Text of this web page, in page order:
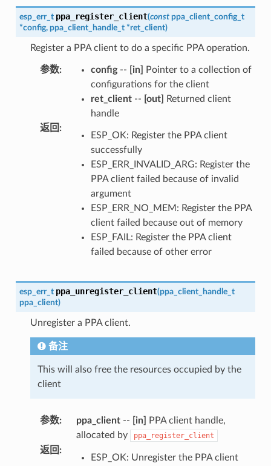
esp_err_t ppa_register_client(const ppa_client_config_t
*config, ppa_client_handle_t *ret_client)
Register a PPA client to do a specific PPA operation.
参数: config-- [in]
Pointer to a collection of
configurations for the client
ret_client-- [out]
Returned client
handle
返回 :
ESP_OK: Register the PPA client
successfully
ESP_ERR_INVALID_ARG: Register the
PPA client failed because of invalid
argument
ESP_ERR_NO_MEM: Register the PPA
client failed because out of memory
ESP_FAIL: Register the PPA client
failed because of other error
esp_err_t ppa_unregister_client(ppa_client_handle_t
ppa_client)
Unregister a PPA client.
备注
This will also free the resources occupied by the
client
参数: ppa_client-- [in]
PPA client handle,
allocated by
ppa_register_client
返回 :
ESP_OK: Unregister the PPA client